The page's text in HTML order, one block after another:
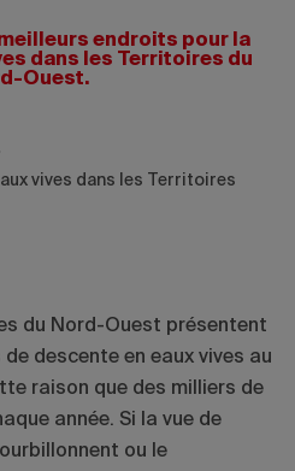
endroits pour la
dans les Territoires du
Ouest.
vives dans les Territoires
du Nord-Ouest présentent
descente en eaux vives au
raison que des milliers de
année. Si la vue de
ou le